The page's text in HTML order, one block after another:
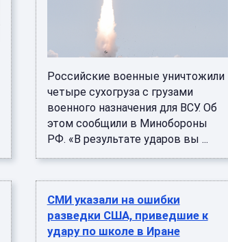
Российские военные уничтожили
четыре сухогруза с грузами
военного назначения для ВСУ. Об
этом сообщили в Минобороны
РФ. «В результате ударов вы ...
СМИ указали на ошибки
разведки США, приведшие к
удару по школе в Иране